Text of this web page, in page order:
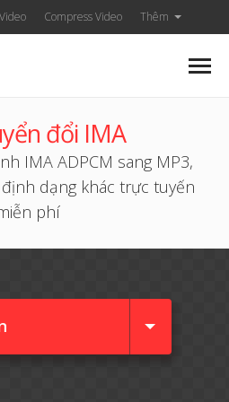
Compress Video Thêm
đổi IMA
IMA ADPCM sang MP3,
định dạng khác trực tuyến
phí